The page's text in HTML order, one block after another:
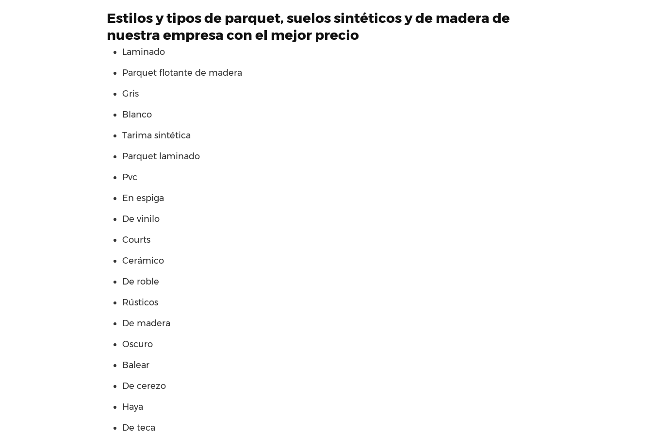
Estilos y tipos de parquet, suelos sintéticos y de madera de
nuestra empresa con el mejor precio
Laminado
Parquet flotante de madera
Gris
Blanco
Tarima sintética
Parquet laminado
Pvc
En espiga
De vinilo
Courts
Cerámico
De roble
Rústicos
De madera
Oscuro
Balear
De cerezo
Haya
De teca